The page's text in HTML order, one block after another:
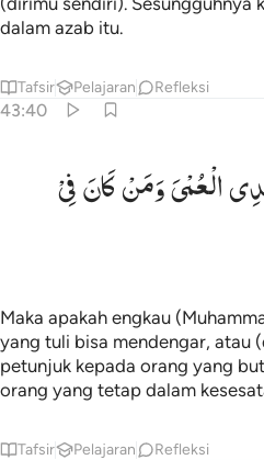
dalam azab itu.
Tafsir Pelajaran Refleksi
43:40
كان في ضلال مبين ٤٠
وَمَن كَانَ فِى ضَلَـٰلٍۢ مُّبِينٍۢ ٤٠
الْعُمْیَوَمَنْكَانَفِیْ
Maka apakah engkau
yang tuli bisa mendengar, atau
petunjuk kepada orang yang
orang yang tetap dalam
Tafsir Pelajaran Refleksi